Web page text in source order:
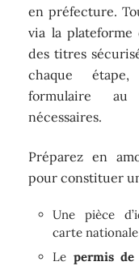
en préfecture.
via la plateforme
des titres
chaque
formulaire
nécessaires.
Préparez en
pour constituer
Une pièce
carte
Le permis